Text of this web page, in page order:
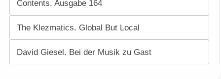
Contents. Ausgabe 164
The Klezmatics. Global But Local
David Giesel. Bei der Musik zu Gast